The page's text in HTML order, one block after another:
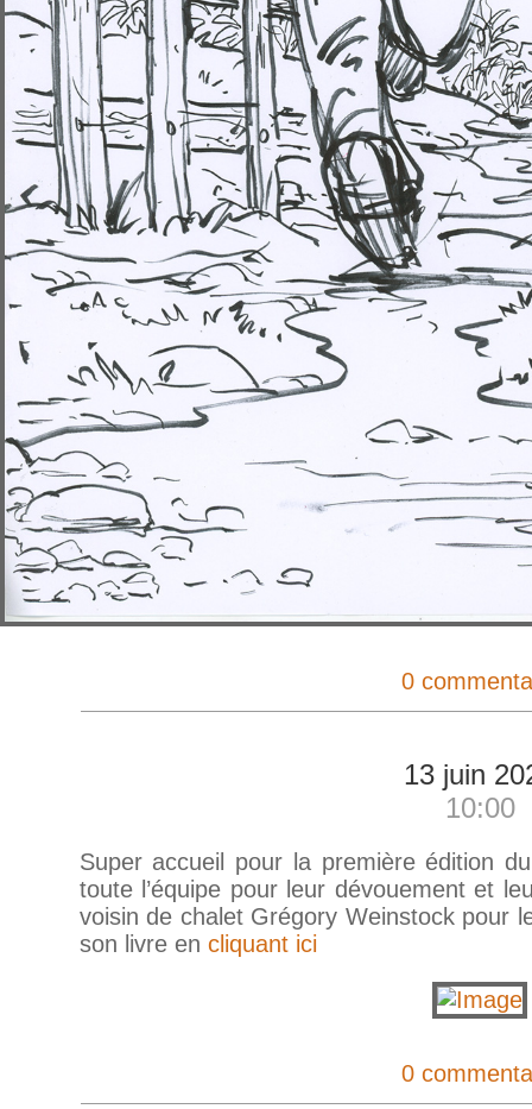
0
13 juin
10:00
Super accueil pour la première édition
toute l’équipe pour leur dévouement et
voisin de chalet Grégory Weinstock pour
son livre en cliquant ici
0